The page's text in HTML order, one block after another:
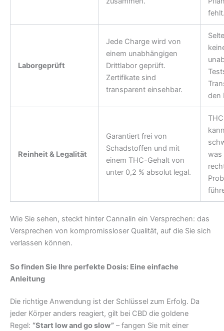
Laborgeprüft
Jede Charge wird von
einem unabhängigen
Drittlabor geprüft.
Zertifikate sind
transparent einsehbar.
den
Reinheit & Legalität
Garantiert frei von
Schadstoffen und mit
einem THC-Gehalt von
unter 0,2 % absolut legal.
was
Wie Sie sehen, steckt hinter Cannalin ein Versprechen: das
Versprechen von kompromissloser Qualität, auf die Sie sich
verlassen können.
So finden Sie Ihre perfekte Dosis: Eine einfache
Anleitung
Die richtige Anwendung ist der Schlüssel zum Erfolg. Da
jeder Körper anders reagiert, gilt bei CBD die goldene
Regel: “Start low and go slow” – fangen Sie mit einer